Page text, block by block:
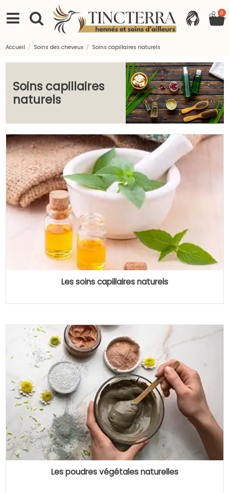
0
Accueil Soins des cheveux Soins capillaires naturels
Soins capillaires
naturels
Les soins capillaires naturels
Les poudres végétales naturelles